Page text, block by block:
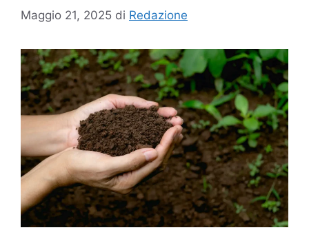
Maggio 21, 2025 di Redazione